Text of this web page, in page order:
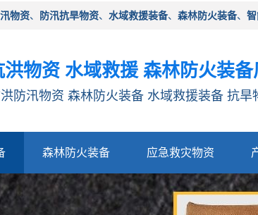
物资、 防汛抗旱物资、 水域救援装备、 森林防火装备、
洪物资 水域救援 森林防火装备
防汛物资 森林防火装备 水域救援装备 抗旱
森林防火装备 应急救灾物资